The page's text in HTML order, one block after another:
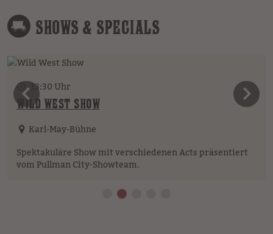
SHOWS & SPECIALS
13:30 Uhr
WILD WEST SHOW
Karl-May-Bühne
Spektakuläre Show mit verschiedenen Acts präsentiert
vom Pullman City-Showteam.
vorheriges Element